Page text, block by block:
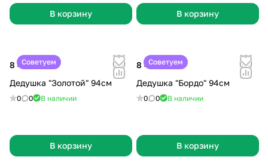
В корзину В корзину
Советуем
8 499 ₽
Дедушка "Золотой" 94см
0 0 В наличии
В корзину
Советуем
8 499 ₽
Дедушка "Бордо" 94см
0 0 В наличии
В корзину